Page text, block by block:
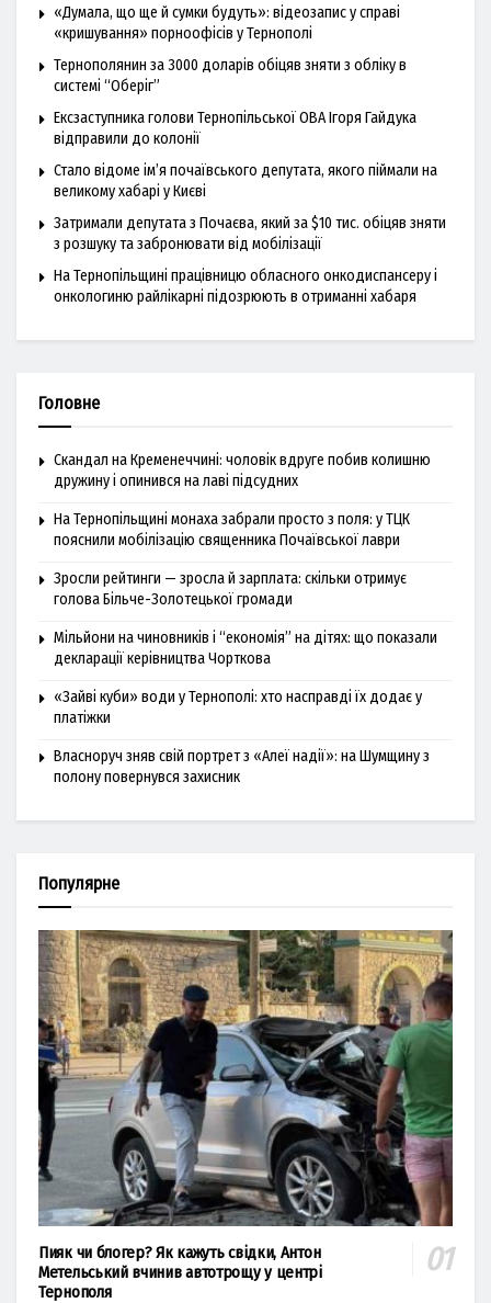
«Думала, що ще й сумки будуть»: відеозапис у справі
«кришування» порноофісів у Тернополі
Тернополянин за 3000 доларів обіцяв зняти з обліку в
системі “Оберіг”
Ексзаступника голови Тернопільської ОВА Ігоря Гайдука
відправили до колонії
Стало відоме ім’я почаївського депутата, якого піймали на
великому хабарі у Києві
Затримали депутата з Почаєва, який за $10 тис. обіцяв зняти
з розшуку та забронювати від мобілізації
На Тернопільщині працівницю обласного онкодиспансеру і
онкологиню райлікарні підозрюють в отриманні хабаря
Головне
Скандал на Кременеччині: чоловік вдруге побив колишню
дружину і опинився на лаві підсудних
На Тернопільщині монаха забрали просто з поля: у ТЦК
пояснили мобілізацію священника Почаївської лаври
Зросли рейтинги — зросла й зарплата: скільки отримує
голова Більче-Золотецької громади
Мільйони на чиновників і “економія” на дітях: що показали
декларації керівництва Чорткова
«Зайві куби» води у Тернополі: хто насправді їх додає у
платіжки
Власноруч зняв свій портрет з «Алеї надії»: на Шумщину з
полону повернувся захисник
Популярне
Пияк чи блогер? Як кажуть свідки, Антон
Метельський вчинив автотрощу у центрі
Тернополя